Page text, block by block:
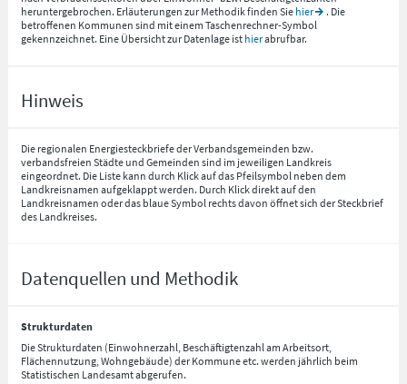
heruntergebrochen. Erläuterungen zur Methodik finden Sie hier
. Die
betroffenen Kommunen sind mit einem Taschenrechner-Symbol
gekennzeichnet. Eine Übersicht zur Datenlage ist hierabrufbar.
Hinweis
Die regionalen Energiesteckbriefe der Verbandsgemeinden bzw.
verbandsfreien Städte und Gemeinden sind im jeweiligen Landkreis
eingeordnet. Die Liste kann durch Klick auf das Pfeilsymbol neben dem
Landkreisnamen aufgeklappt werden. Durch Klick direkt auf den
Landkreisnamen oder das blaue Symbol rechts davon öffnet sich der Steckbrief
des Landkreises.
Datenquellen und Methodik
Strukturdaten
Die Strukturdaten (Einwohnerzahl, Beschäftigtenzahl am Arbeitsort,
Flächennutzung, Wohngebäude) der Kommune etc. werden jährlich beim
Statistischen Landesamt abgerufen.